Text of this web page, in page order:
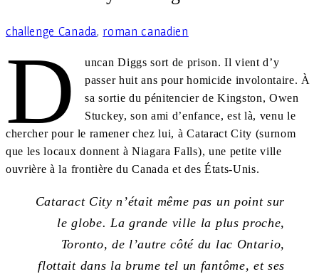
challenge Canada, roman canadien
D
uncan Diggs sort de prison. Il vient d’y
passer huit ans pour homicide involontaire. À
sa sortie du pénitencier de Kingston, Owen
Stuckey, son ami d’enfance, est là, venu le
chercher pour le ramener chez lui, à Cataract City (surnom
que les locaux donnent à Niagara Falls), une petite ville
ouvrière à la frontière du Canada et des États-Unis.
Cataract City n’était même pas un point sur
le globe. La grande ville la plus proche,
Toronto, de l’autre côté du lac Ontario,
flottait dans la brume tel un fantôme, et ses